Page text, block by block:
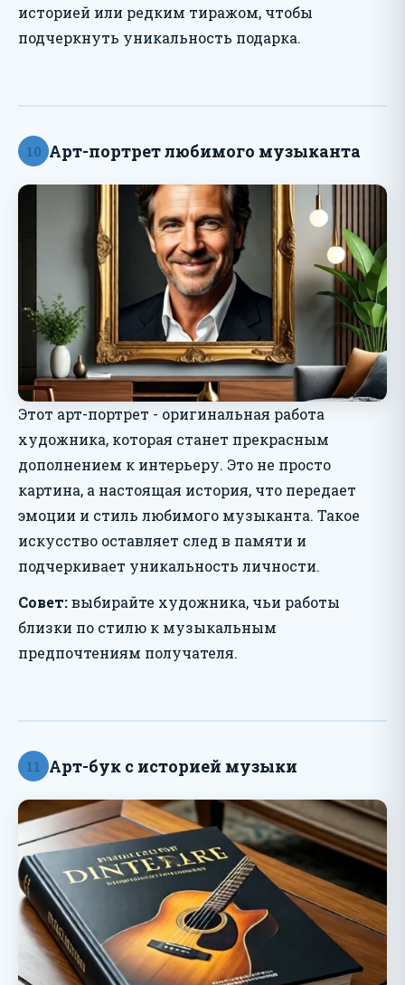
историей или редким тиражом, чтобы
подчеркнуть уникальность подарка.
10 Арт-портрет любимого музыканта
Этот арт-портрет - оригинальная работа
художника, которая станет прекрасным
дополнением к интерьеру. Это не просто
картина, а настоящая история, что передает
эмоции и стиль любимого музыканта. Такое
искусство оставляет след в памяти и
подчеркивает уникальность личности.
Совет:выбирайте художника, чьи работы
близки по стилю к музыкальным
предпочтениям получателя.
11 Арт-бук с историей музыки